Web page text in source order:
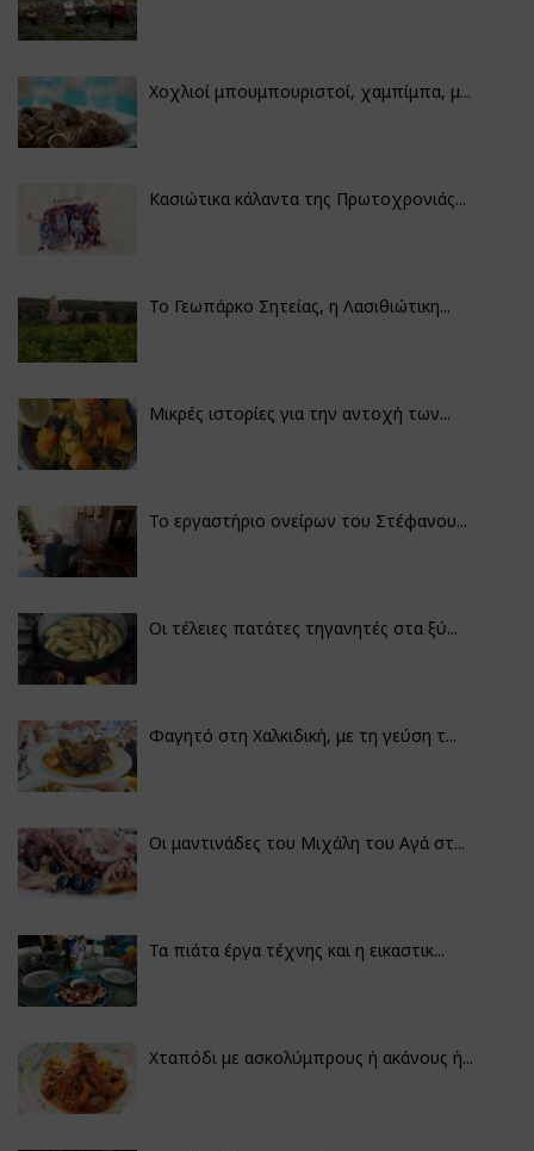
Χοχλιοί μπουμπουριστοί, χαμπίμπα, μ...
Κασιώτικα κάλαντα της Πρωτοχρονιάς...
Το Γεωπάρκο Σητείας, η Λασιθιώτικη...
Μικρές ιστορίες για την αντοχή των...
Το εργαστήριο ονείρων του Στέφανου...
Οι τέλειες πατάτες τηγανητές στα ξύ...
Φαγητό στη Χαλκιδική, με τη γεύση τ...
Οι μαντινάδες του Μιχάλη του Αγά στ...
Τα πιάτα έργα τέχνης και η εικαστικ...
Χταπόδι με ασκολύμπρους ή ακάνους ή...